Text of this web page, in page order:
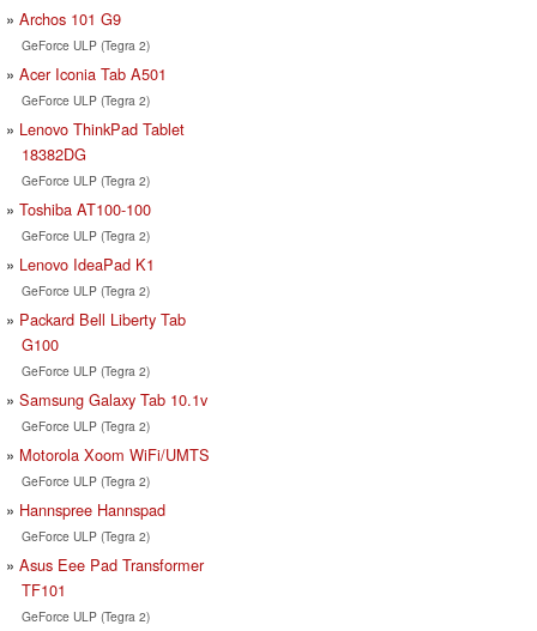
Archos 101 G9
GeForce ULP (Tegra 2)
Acer Iconia Tab A501
GeForce ULP (Tegra 2)
Lenovo ThinkPad Tablet
18382DG
GeForce ULP (Tegra 2)
Toshiba AT100-100
GeForce ULP (Tegra 2)
Lenovo IdeaPad K1
GeForce ULP (Tegra 2)
Packard Bell Liberty Tab
G100
GeForce ULP (Tegra 2)
Samsung Galaxy Tab 10.1v
GeForce ULP (Tegra 2)
Motorola Xoom WiFi/UMTS
GeForce ULP (Tegra 2)
Hannspree Hannspad
GeForce ULP (Tegra 2)
Asus Eee Pad Transformer
TF101
GeForce ULP (Tegra 2)